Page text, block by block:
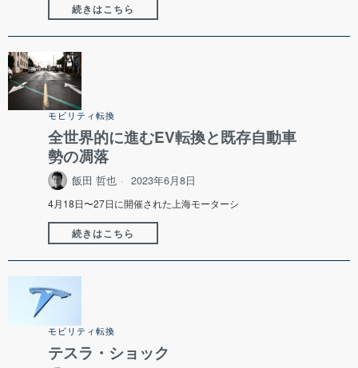
続きはこちら
モビリティ転換
全世界的に進むEV転換と既存自動車
勢の凋落
飯田 哲也 2023年6月8日
4月18日〜27日に開催された上海モーターシ
続きはこちら
モビリティ転換
テスラ・ショック